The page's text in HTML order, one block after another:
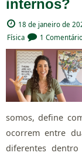
internos?
18 de janeiro de
Física
1
somos, define
ocorrem entre
diferentes